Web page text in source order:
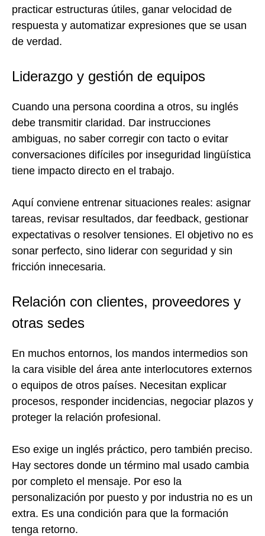
practicar estructuras útiles, ganar velocidad de
respuesta y automatizar expresiones que se usan
de verdad.
Liderazgo y gestión de equipos
Cuando una persona coordina a otros, su inglés
debe transmitir claridad. Dar instrucciones
ambiguas, no saber corregir con tacto o evitar
conversaciones difíciles por inseguridad lingüística
tiene impacto directo en el trabajo.
Aquí conviene entrenar situaciones reales: asignar
tareas, revisar resultados, dar feedback, gestionar
expectativas o resolver tensiones. El objetivo no es
sonar perfecto, sino liderar con seguridad y sin
fricción innecesaria.
Relación con clientes, proveedores y
otras sedes
En muchos entornos, los mandos intermedios son
la cara visible del área ante interlocutores externos
o equipos de otros países. Necesitan explicar
procesos, responder incidencias, negociar plazos y
proteger la relación profesional.
Eso exige un inglés práctico, pero también preciso.
Hay sectores donde un término mal usado cambia
por completo el mensaje. Por eso la
personalización por puesto y por industria no es un
extra. Es una condición para que la formación
tenga retorno.